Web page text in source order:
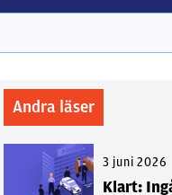
Andra läser
3 juni 2026
Klart: